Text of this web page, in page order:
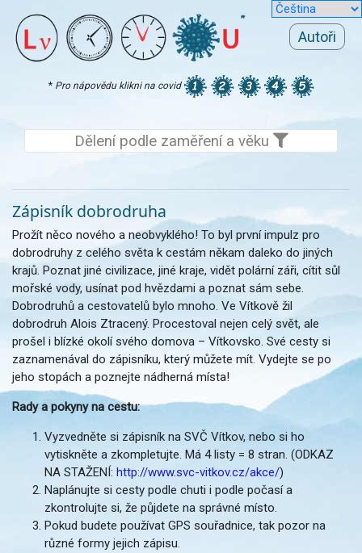
Autoři
* Pro nápovědu klikni na covid
Dělení podle zaměření a věku
Zápisník dobrodruha
Prožít něco nového a neobvyklého! To byl první impulz pro
dobrodruhy z celého světa k cestám někam daleko do jiných
krajů. Poznat jiné civilizace, jiné kraje, vidět polární záři, cítit sůl
mořské vody, usínat pod hvězdami a poznat sám sebe.
Dobrodruhů a cestovatelů bylo mnoho. Ve Vítkově žil
dobrodruh Alois Ztracený. Procestoval nejen celý svět, ale
prošel i blízké okolí svého domova – Vítkovsko. Své cesty si
zaznamenával do zápisníku, který můžete mít. Vydejte se po
jeho stopách a poznejte nádherná místa!
Rady a pokyny na cestu:
Vyzvedněte si zápisník na SVČ Vítkov, nebo si ho
vytiskněte a zkompletujte. Má 4 listy = 8 stran. (ODKAZ
NA STAŽENÍ: http://www.svc-vitkov.cz/akce/)
Naplánujte si cesty podle chuti i podle počasí a
zkontrolujte si, že půjdete na správné místo.
Pokud budete používat GPS souřadnice, tak pozor na
různé formy jejich zápisu.